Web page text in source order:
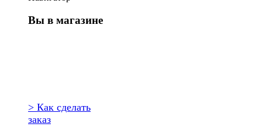
Вы в магазине
> Как сделать
заказ